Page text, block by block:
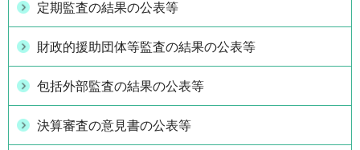
定期監査の結果の公表等
財政的援助団体等監査の結果の公表等
包括外部監査の結果の公表等
決算審査の意見書の公表等